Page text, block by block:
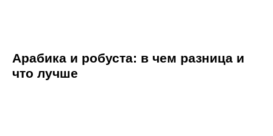
Арабика и робуста: в чем разница и
что лучше